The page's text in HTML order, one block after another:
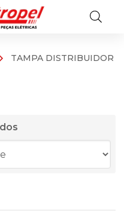
TAMPA DISTRIBUIDOR
por